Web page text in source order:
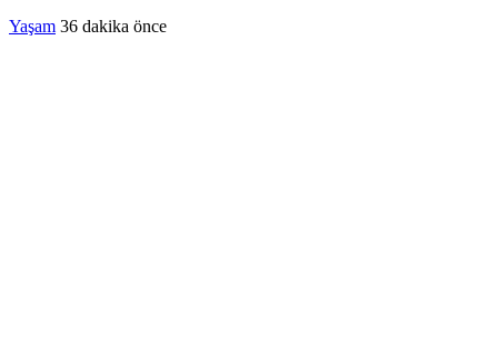
Yaşam 36 dakika önce